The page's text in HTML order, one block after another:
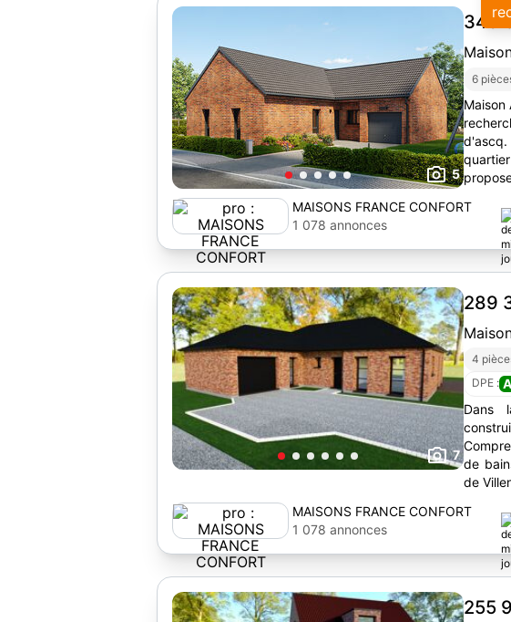
5
349
6
Maison
d'ascq. faites bâtir votre maison dans un
MAISONS FRANCE CONFORT
1 078 annonces
7
289
4
DPE : A
Dans
de
de
MAISONS FRANCE CONFORT
1 078 annonces
255